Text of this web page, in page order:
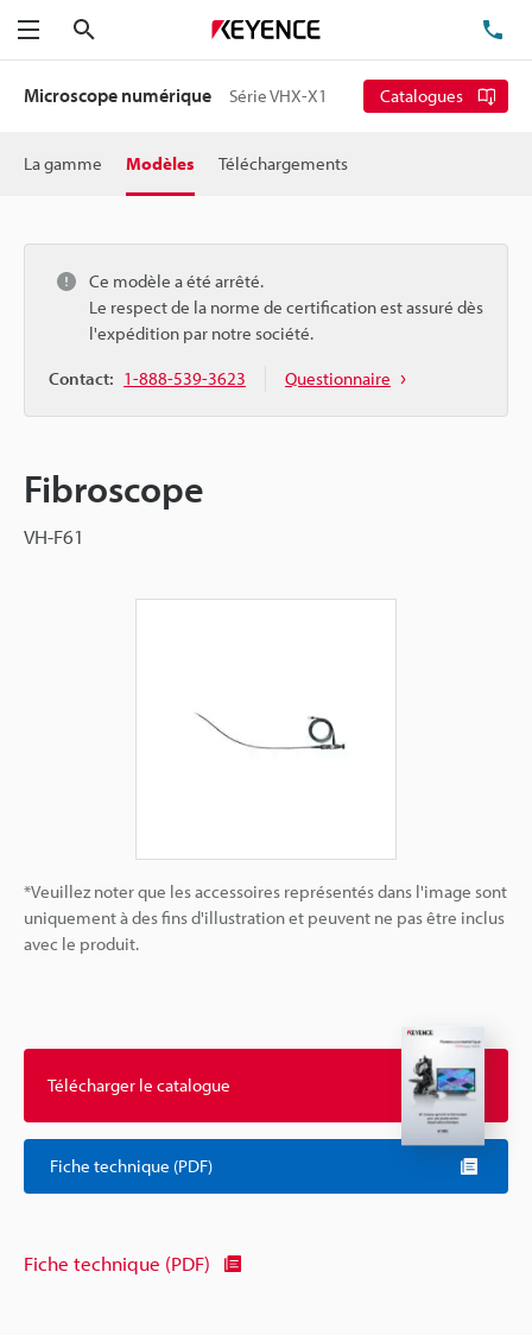
Menu
Microscope numérique Série VHX-X1 Catalogues
La gamme Modèles Téléchargements
Ce modèle a été arrêté.
Le respect de la norme de certification est assuré dès
l'expédition par notre société.
Contact: 1-888-539-3623 Questionnaire
Fibroscope
VH-F61
*Veuillez noter que les accessoires représentés dans l'image sont
uniquement à des fins d'illustration et peuvent ne pas être inclus
avec le produit.
Télécharger le catalogue
Fiche technique (PDF)
Fiche technique (PDF)